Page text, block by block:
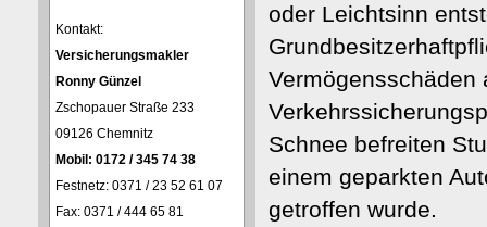
Kontakt:
Ver­sicherungs­makler
Ronny Günzel
Zschopauer Straße 233
09126 Chemnitz
Mobil: 0172 / 345 74 38
Festnetz: 0371 / 23 52 61 07
Fax: 0371 / 444 65 81
oder Leichtsinn
Vermögensschäden
Schnee befreiten
einem geparkten
getroffen wurde.